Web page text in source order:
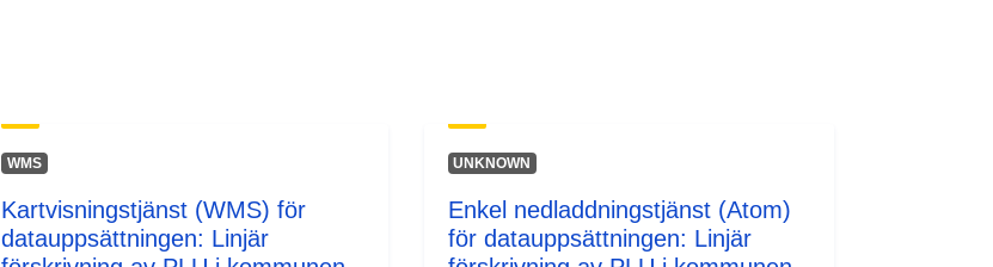
WMS
Kartvisningstjänst (WMS) för
datauppsättningen: Linjär
UNKNOWN
Enkel nedladdningstjänst (Atom)
för datauppsättningen: Linjär